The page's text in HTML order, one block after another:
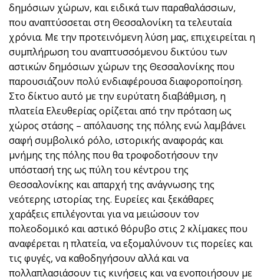
δημόσιων χώρων, και ειδικά των παραθαλάσσιων,
που αναπτύσσεται στη Θεσσαλονίκη τα τελευταία
χρόνια. Με την προτεινόμενη λύση μας, επιχειρείται η
συμπλήρωση του αναπτυσσόμενου δικτύου των
αστικών δημόσιων χώρων της Θεσσαλονίκης που
παρουσιάζουν πολύ ενδιαφέρουσα διαφοροποίηση.
Στο δίκτυο αυτό με την ευρύτατη διαβάθμιση, η
πλατεία Ελευθερίας ορίζεται από την πρόταση ως
χώρος στάσης – απόλαυσης της πόλης ενώ λαμβάνει
σαφή συμβολικό ρόλο, ιστορικής αναφοράς και
μνήμης της πόλης που θα τροφοδοτήσουν την
υπόστασή της ως πύλη του κέντρου της
Θεσσαλονίκης και απαρχή της ανάγνωσης της
νεότερης ιστορίας της. Ευρείες και ξεκάθαρες
χαράξεις επιλέγονται για να μειώσουν τον
πολεοδομικό και αστικό θόρυβο στις 2 κλίμακες που
αναφέρεται η πλατεία, να εξομαλύνουν τις πορείες και
τις φυγές, να καθοδηγήσουν αλλά και να
πολλαπλασιάσουν τις κινήσεις και να ενοποιήσουν με